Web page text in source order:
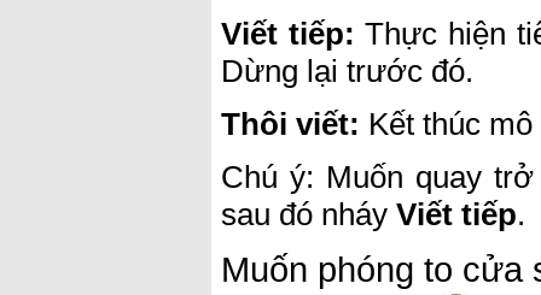
Viết tiếp: Thực hiện
Dừng lại trước đó.
Thôi viết: Kết thúc
Chú ý: Muốn quay
sau đó nháy Viết tiếp.
Muốn phóng to cửa